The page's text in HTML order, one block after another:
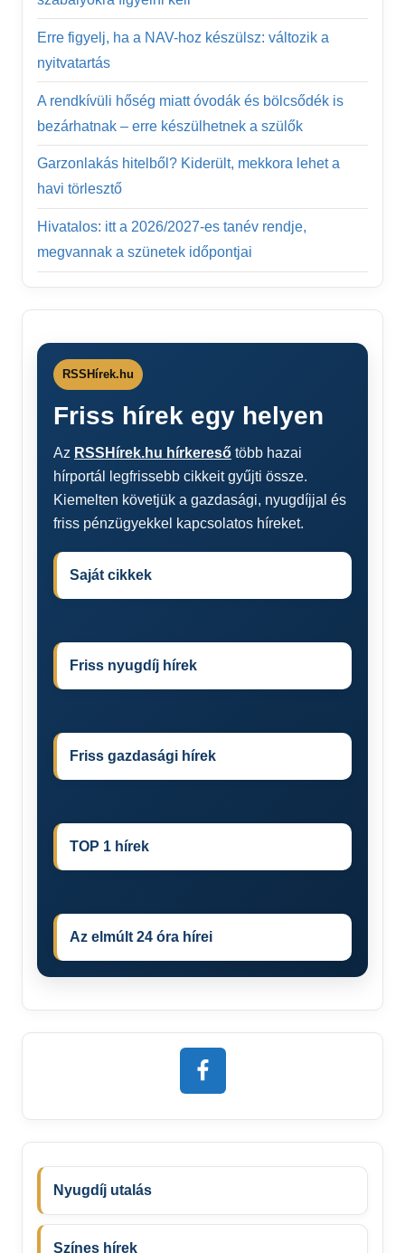
Erre figyelj, ha a NAV-hoz készülsz: változik a
nyitvatartás
A rendkívüli hőség miatt óvodák és bölcsődék is
bezárhatnak – erre készülhetnek a szülők
Garzonlakás hitelből? Kiderült, mekkora lehet a
havi törlesztő
Hivatalos: itt a 2026/2027-es tanév rendje,
megvannak a szünetek időpontjai
RSSHírek.hu
Friss hírek egy helyen
Az RSSHírek.hu hírkereső több hazai
hírportál legfrissebb cikkeit gyűjti össze.
Kiemelten követjük a gazdasági, nyugdíjjal és
friss pénzügyekkel kapcsolatos híreket.
Saját cikkek
Friss nyugdíj hírek
Friss gazdasági hírek
TOP 1 hírek
Az elmúlt 24 óra hírei
Nyugdíj utalás
Színes hírek